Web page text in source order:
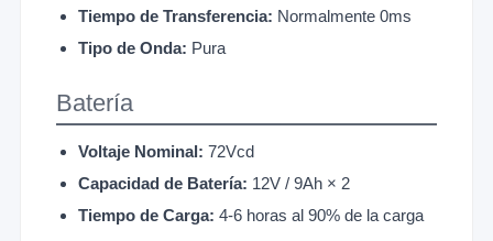
Tiempo de Transferencia: Normalmente 0ms
Tipo de Onda: Pura
Batería
Voltaje Nominal: 72Vcd
Capacidad de Batería: 12V / 9Ah × 2
Tiempo de Carga: 4-6 horas al 90% de la carga